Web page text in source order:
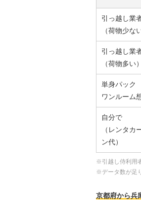
引っ越し業
（荷物少な
引っ越し業
（荷物多い）
単身パック
ワンルーム
自分で
（レンタカ
ン代）
※引越し侍利用
※データ数が足
京都府から兵